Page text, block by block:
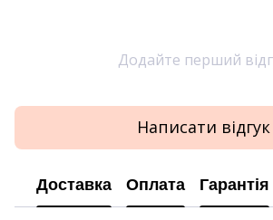
Додайте перший
Написати відгук
Доставка Оплата Гарантія